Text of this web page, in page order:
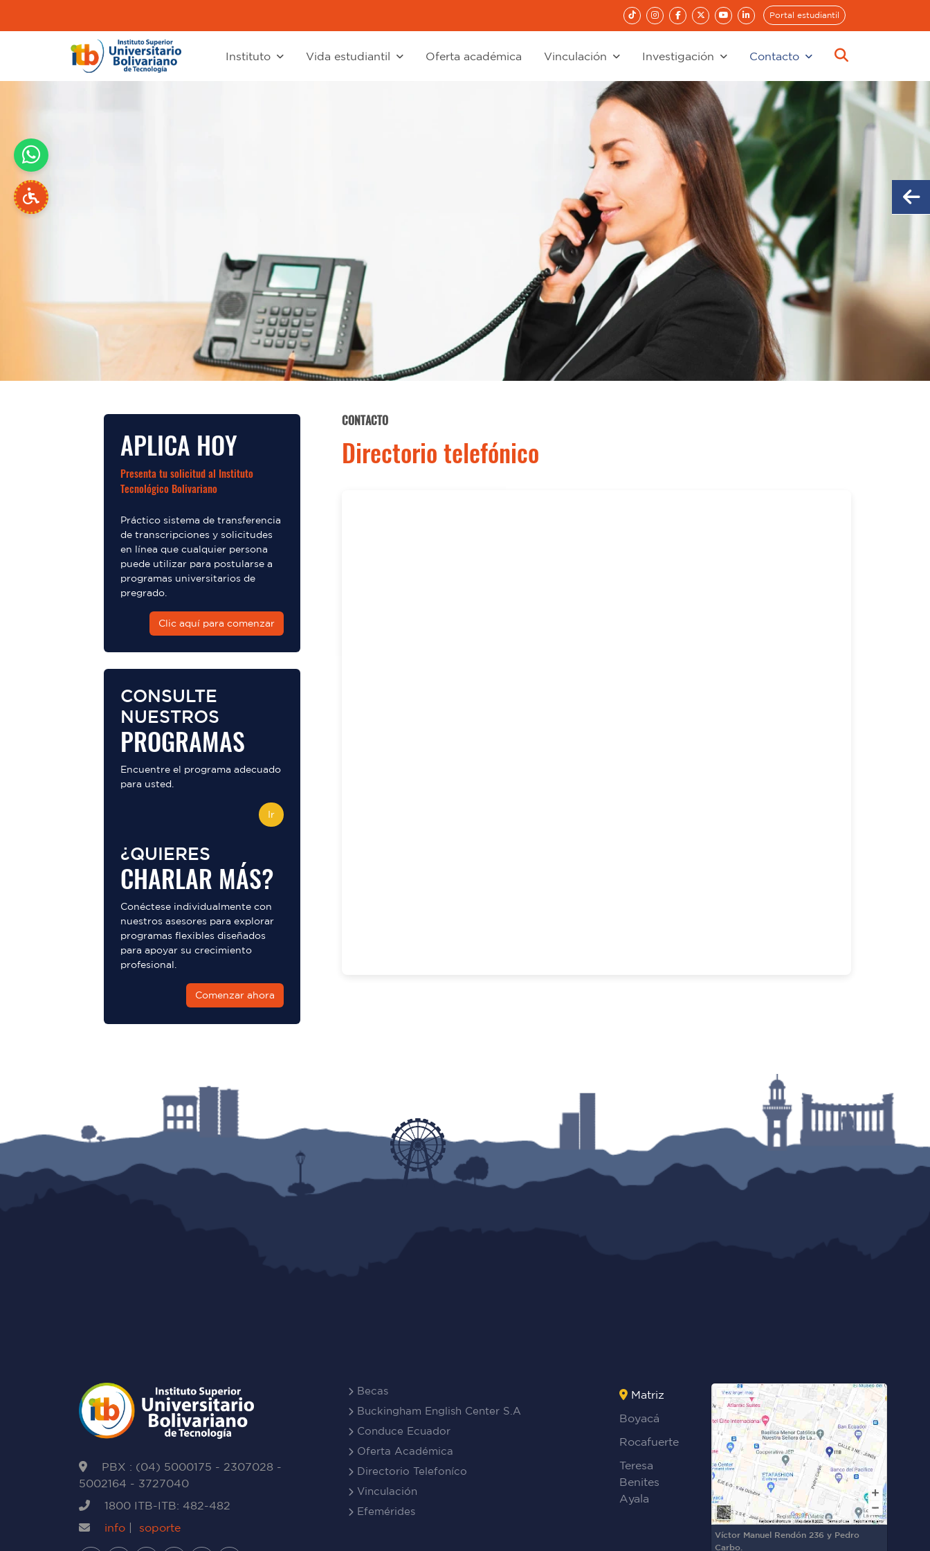
Portal estudiantil
Instituto Vida estudiantil Oferta académica Vinculación Investigación Contacto
APLICA HOY
Presenta tu solicitud al Instituto
Tecnológico Bolivariano
Práctico sistema de transferencia
de transcripciones y solicitudes
en línea que cualquier persona
puede utilizar para postularse a
programas universitarios de
pregrado.
Clic aquí para comenzar
CONSULTE
NUESTROS
PROGRAMAS
Encuentre el programa adecuado
para usted.
Ir
¿QUIERES
CHARLAR MÁS?
Conéctese individualmente con
nuestros asesores para explorar
programas flexibles diseñados
para apoyar su crecimiento
profesional.
Comenzar ahora
CONTACTO
Directorio telefónico
PBX : (04) 5000175 - 2307028 -
5002164 - 3727040
1800 ITB-ITB: 482-482
info
soporte
Becas
Buckingham English Center S.A
Conduce Ecuador
Oferta Académica
Directorio Telefoníco
Vinculación
Efemérides
Matriz
Boyacá
Rocafuerte
Teresa
Benites
Ayala
Víctor Manuel Rendón 236 y Pedro
Carbo.